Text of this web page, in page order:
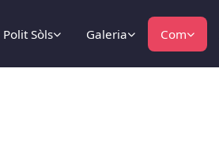
Polit Sòls Galeria Com